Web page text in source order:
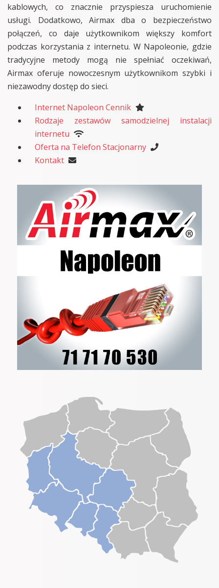
kablowych, co znacznie przyspiesza uruchomienie
usługi. Dodatkowo, Airmax dba o bezpieczeństwo
połączeń, co daje użytkownikom większy komfort
podczas korzystania z internetu. W Napoleonie, gdzie
tradycyjne metody mogą nie spełniać oczekiwań,
Airmax oferuje nowoczesnym użytkownikom szybki i
niezawodny dostęp do sieci.
Internet Napoleon Cennik
Rodzaje zestawów samodzielnej instalacji
internetu
Oferta na Telefon Stacjonarny
Kontakt